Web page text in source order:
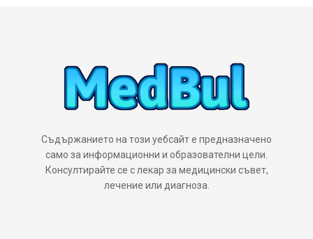
Съдържанието на този уебсайт е предназначено
само за информационни и образователни цели.
Консултирайте се с лекар за медицински съвет,
лечение или диагноза.